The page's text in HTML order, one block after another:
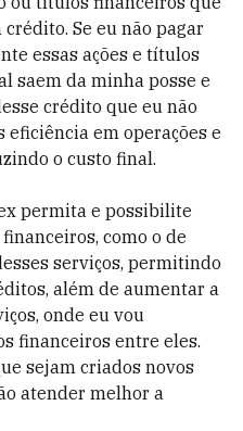
Se eu não pagar
essas ações e títulos
saem da minha posse e
crédito que eu não
em operações e
o custo final.
permita e possibilite
como o de
serviços, permitindo
além de aumentar a
onde eu vou
financeiros entre eles.
sejam criados novos
atender melhor a